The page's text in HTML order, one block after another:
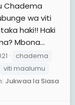
Chadema
wa viti
haki!! Haki
Mbona...
chadema
viti maalumu
Jukwaa la Siasa